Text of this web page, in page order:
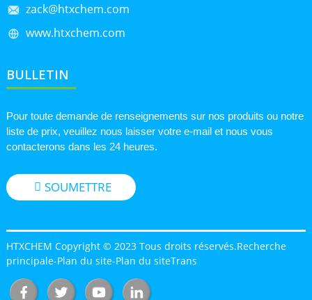
zack@htxchem.com
www.htxchem.com
BULLETIN
Pour toute demande de renseignements sur nos produits ou notre
liste de prix, veuillez nous laisser votre e-mail et nous vous
contacterons dans les 24 heures.
SOUMETTRE
HTXCHEM Copyright © 2023 Tous droits réservés.Recherche
principale-Plan du site-Plan du siteTrans